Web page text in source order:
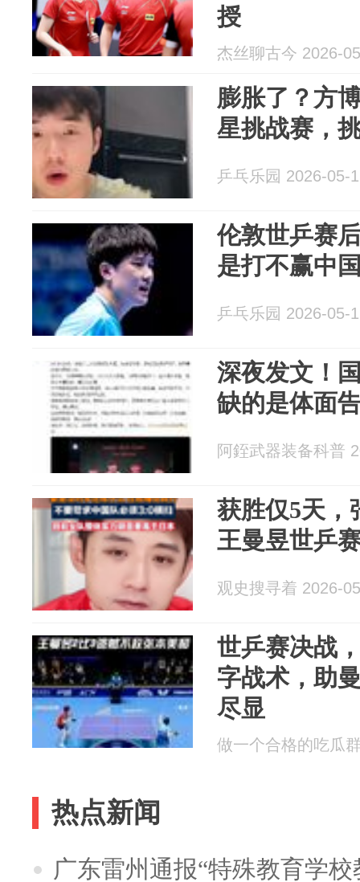
授
杰丝聊古今 2026-
膨胀了？方
星挑战赛，
乒乓乐园 2026-05-
伦敦世乒赛
是打不赢中
乒乓乐园 2026-05-
深夜发文！
缺的是体面
阿銍武器装备科普
获胜仅5天，
王曼昱世乒
观史搜寻着 2026-
世乒赛决战
字战术，助
尽显
做一个合格的吃瓜
热点新闻
广东雷州通报“特殊教育学